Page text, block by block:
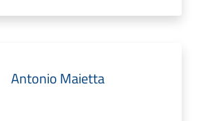
Antonio Maietta